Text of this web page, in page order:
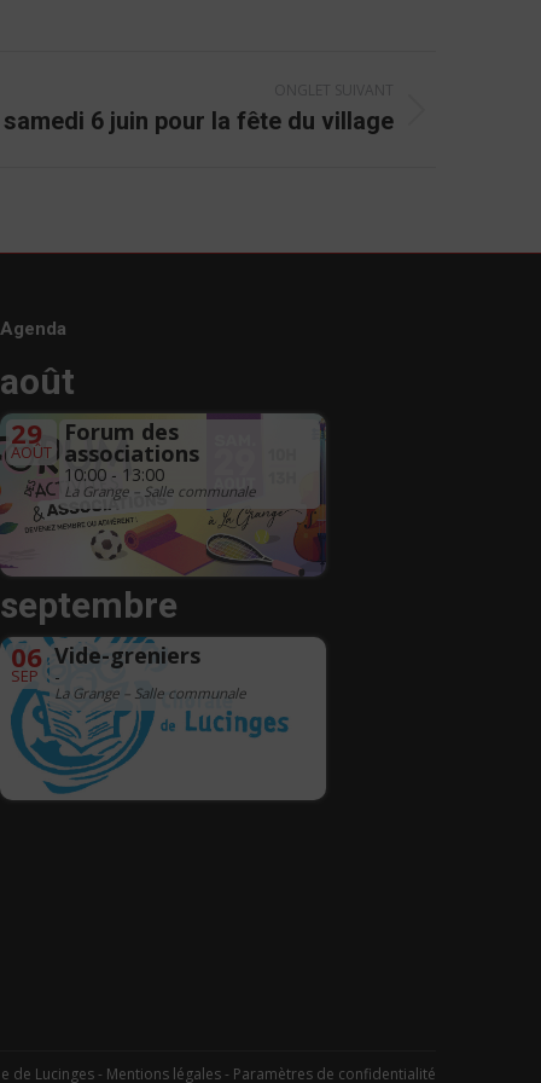
6 juin pour la fête du village
Agenda
août
29
AOÛT
Forum des
associations
10:00 - 13:00
La Grange – Salle communale
septembre
06
SEP
Vide-greniers
-
La Grange – Salle communale
de Lucinges - Mentions légales- Paramètres de confidentialité